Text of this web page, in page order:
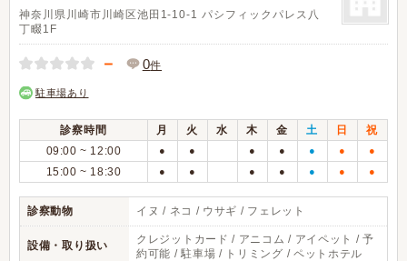
神奈川県川崎市川崎区池田1-10-1 パシフィックパレス八
丁畷1F
－ 0件
駐車場あり
診察時間 月 火 水 木 金 土 日
祝
09:00 ~ 12:00
● ● ● ● ● ● ●
15:00 ~ 18:30 ● ● ● ● ● ● ●
診察動物 イヌ / ネコ / ウサギ / フェレット
設備・取り扱い
クレジットカード / アニコム / アイペット / 予
約可能 / 駐車場 / トリミング / ペットホテル